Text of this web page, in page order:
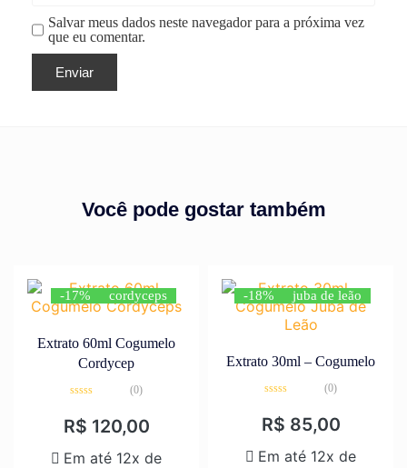
Salvar meus dados neste navegador para a próxima vez
que eu comentar.
Você pode gostar também
-17% cordyceps
Extrato 60ml Cogumelo
Cordycep
0
de
(0)
R$ 120,00
Em até 12x de
-18% juba de leão
Extrato 30ml – Cogumelo
0
de
(0)
R$ 85,00
Em até 12x de